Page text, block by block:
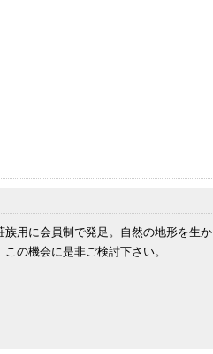
用に会員制で発足。自然の地形を生か
の機会に是非ご検討下さい。